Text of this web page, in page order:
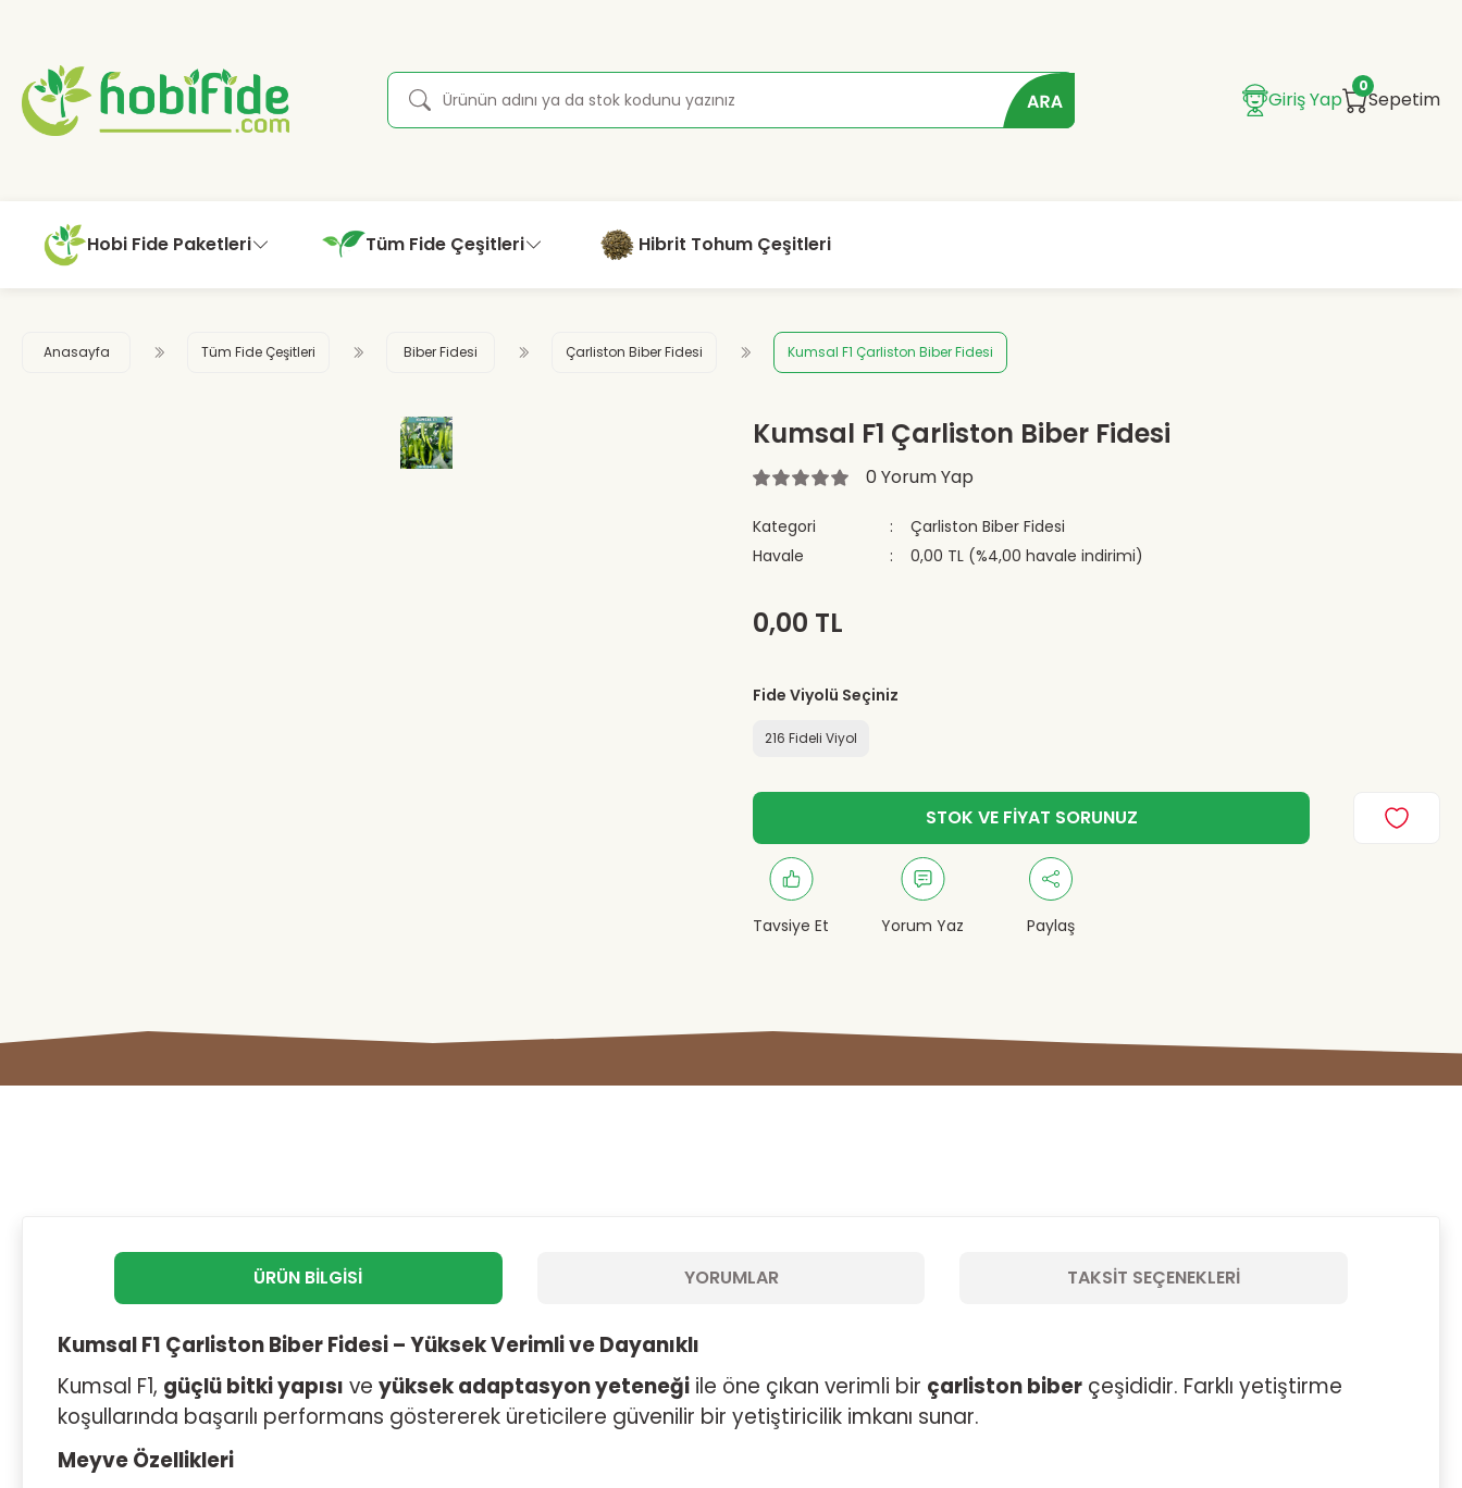
Giriş Yap Sepetim
0
Hobi Fide Paketleri Tüm Fide Çeşitleri Hibrit Tohum Çeşitleri
Anasayfa Tüm Fide Çeşitleri Biber Fidesi Çarliston Biber Fidesi Kumsal F1 Çarliston Biber Fidesi
Kumsal F1 Çarliston Biber Fidesi
0 Yorum Yap
Kategori
Çarliston Biber Fidesi
Havale
0,00 TL (%4,00 havale indirimi)
0,00 TL
Fide Viyolü Seçiniz
216 Fideli Viyol
STOK VE FİYAT SORUNUZ
Tavsiye Et Yorum Yaz Paylaş
ÜRÜN BILGISI YORUMLAR TAKSIT SEÇENEKLERI
Kumsal F1 Çarliston Biber Fidesi – Yüksek Verimli ve Dayanıklı
Kumsal F1, güçlü bitki yapısı ve yüksek adaptasyon yeteneği ile öne çıkan verimli bir çarliston biber çeşididir. Farklı yetiştirme
koşullarında başarılı performans göstererek üreticilere güvenilir bir yetiştiricilik imkanı sunar.
Meyve Özellikleri